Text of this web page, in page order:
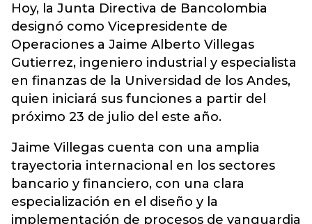
Hoy, la Junta Directiva de Bancolombia
designó como Vicepresidente de
Operaciones a Jaime Alberto Villegas
Gutierrez, ingeniero industrial y especialista
en finanzas de la Universidad de los Andes,
quien iniciará sus funciones a partir del
próximo 23 de julio del este año.
Jaime Villegas cuenta con una amplia
trayectoria internacional en los sectores
bancario y financiero, con una clara
especialización en el diseño y la
implementación de procesos de vanguardia